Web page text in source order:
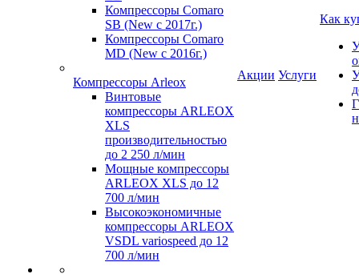
Компрессоры Comaro
SB (New с 2017г.)
Компрессоры Comaro
MD (New с 2016г.)
Компрессоры Arleox
Винтовые
компрессоры ARLEOX
XLS
производительностью
до 2 250 л/мин
Мощные компрессоры
ARLEOX XLS до 12
700 л/мин
Высокоэкономичные
компрессоры ARLEOX
VSDL variospeed до 12
700 л/мин
Акции Услуги
Как